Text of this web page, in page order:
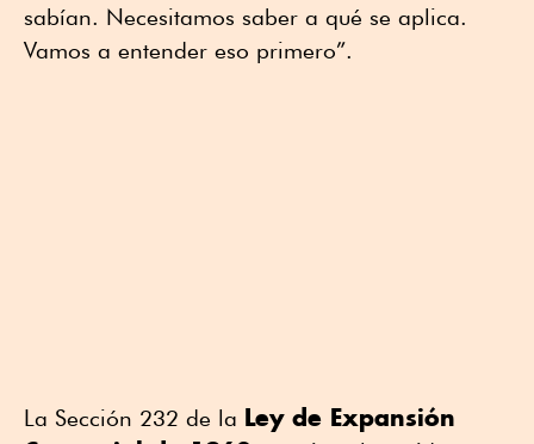
sabían. Necesitamos saber a qué se aplica.
Vamos a entender eso primero”.
La Sección 232 de la Ley de Expansión